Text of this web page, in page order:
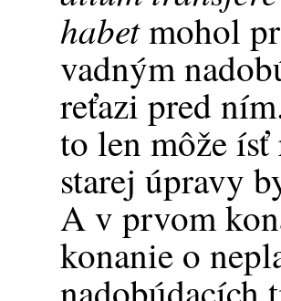
habetmohol
vadným
reťazi pred
to len môže
starej úpravy
A v prvom
konanie o